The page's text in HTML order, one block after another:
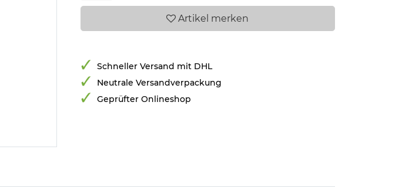
Artikel merken
Schneller Versand mit DHL
Neutrale Versandverpackung
Geprüfter Onlineshop